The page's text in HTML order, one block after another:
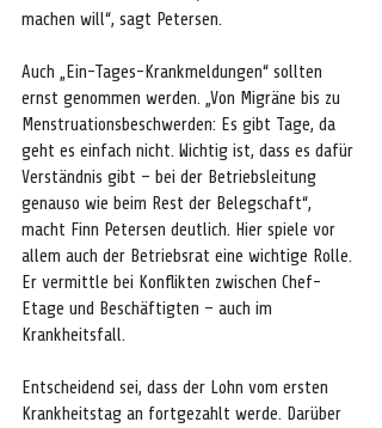
machen will“, sagt Petersen.
Auch „Ein-Tages-Krankmeldungen“ sollten
ernst genommen werden. „Von Migräne bis zu
Menstruationsbeschwerden: Es gibt Tage, da
geht es einfach nicht. Wichtig ist, dass es dafür
Verständnis gibt – bei der Betriebsleitung
genauso wie beim Rest der Belegschaft“,
macht Finn Petersen deutlich. Hier spiele vor
allem auch der Betriebsrat eine wichtige Rolle.
Er vermittle bei Konflikten zwischen Chef-
Etage und Beschäftigten – auch im
Krankheitsfall.
Entscheidend sei, dass der Lohn vom ersten
Krankheitstag an fortgezahlt werde. Darüber